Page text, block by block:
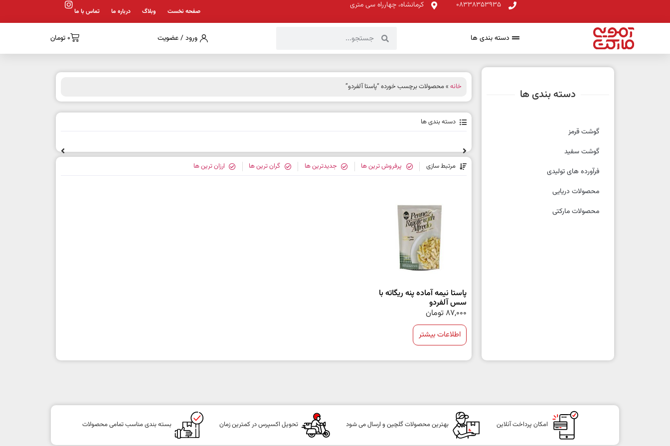
08338353935 کرمانشاه، چهارراه سی متری
صفحه نخست وبلاگ درباره ما تماس با ما
دسته بندی ها ورود / عضویت 0 تومان
دسته بندی ها
گوشت قرمز
گوشت سفید
فرآورده های تولیدی
محصولات دریایی
محصولات مارکتی
خانه» محصولات برچسب خورده “پاستا آلفردو”
دسته بندی ها
مرتبط سازی پرفروش ترین ها جدیدترین ها گران ترین ها ارزان ترین ها
پاستا نیمه آماده پنه ریگاته با
سس آلفردو
87,000تومان
اطلاعات بیشتر
امکان پرداخت آنلاین بهترین محصولات گلچین و ارسال می شود تحویل اکسپرس در کمترین زمان بسته بندی مناسب تمامی محصولات